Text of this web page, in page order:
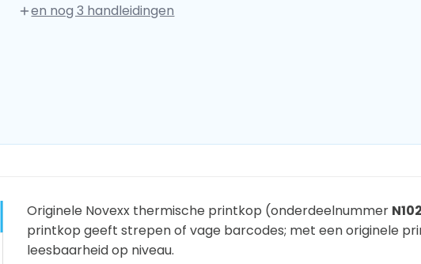
en nog 3 handleidingen
Originele Novexx thermische printkop (onderdeelnummer
printkop geeft strepen of vage barcodes; met een originele
leesbaarheid op niveau.